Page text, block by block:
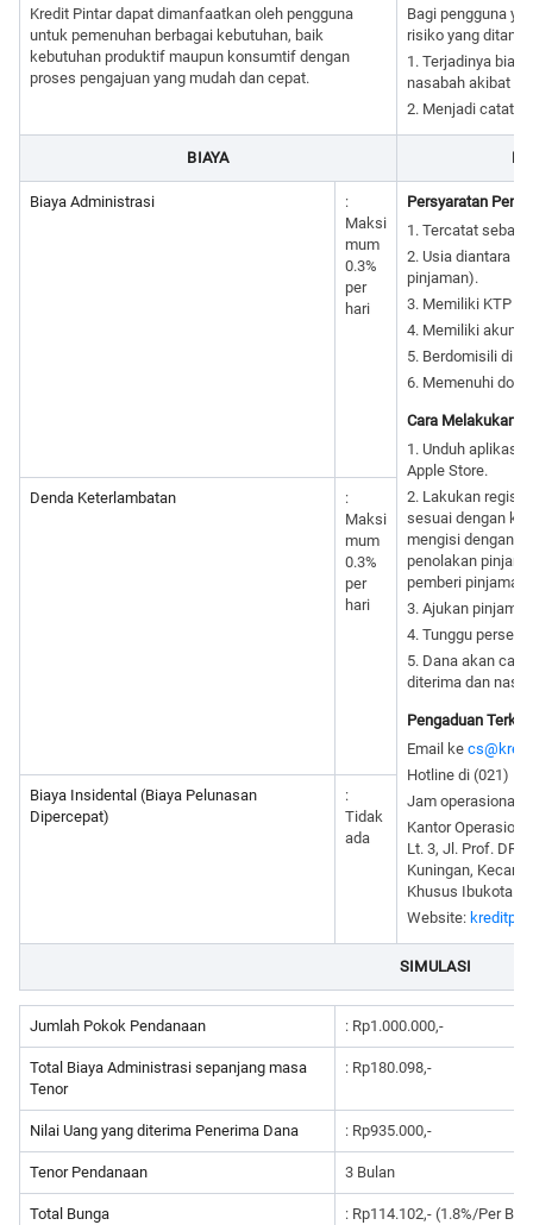
Kredit Pintar dapat dimanfaatkan oleh pengguna
untuk pemenuhan berbagai kebutuhan, baik
kebutuhan produktif maupun konsumtif dengan
proses pengajuan yang mudah dan cepat.
Bagi pengguna
risiko yang
1. Terjadinya
nasabah akibat
2. Menjadi
BIAYA
Biaya Administrasi
:
Maksi
mum
0.3%
per
hari
Persyaratan
1. Tercatat
2. Usia diantara
pinjaman).
3. Memiliki KTP
4. Memiliki akun
5. Berdomisili di
6. Memenuhi
Cara Melakukan
1. Unduh aplikasi
Apple Store.
2. Lakukan
sesuai dengan
mengisi dengan
penolakan
pemberi pinjaman
3. Ajukan
4. Tunggu
5. Dana akan cair
diterima dan
Pengaduan
Email ke
Hotline di (021)
Jam operasional:
Kantor
Lt. 3, Jl. Prof. DR.
Kuningan,
Khusus Ibukota
Website:
Denda Keterlambatan
:
Maksi
mum
0.3%
per
hari
Biaya Insidental (Biaya Pelunasan
Dipercepat)
:
Tidak
ada
SIMULASI
Jumlah Pokok Pendanaan : Rp1.000.000,-
Total Biaya Administrasi sepanjang masa
Tenor
: Rp180.098,-
Nilai Uang yang diterima Penerima Dana : Rp935.000,-
Tenor Pendanaan 3 Bulan
Total Bunga : Rp114.102,- (1.8%/Per